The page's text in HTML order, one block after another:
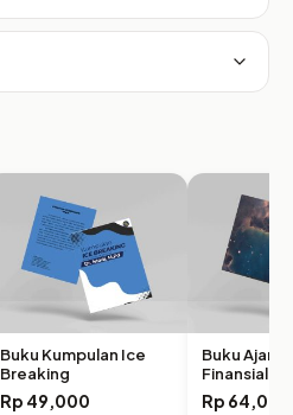
Buku Kumpulan Ice
Breaking
Rp 49,000
Buku Ajar
Finansial I
Rp 64,000